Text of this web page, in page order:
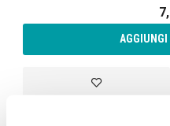
AGGIUNGI
Aggiungi alla